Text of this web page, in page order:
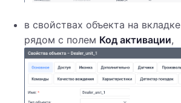
в свойствах объекта на вкладке
рядом с полем Код активации,